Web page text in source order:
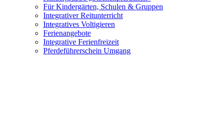
Für Kindergärten, Schulen & Gruppen
Integrativer Reitunterricht
Integratives Voltigieren
Ferienangebote
Integrative Ferienfreizeit
Pferdeführerschein Umgang